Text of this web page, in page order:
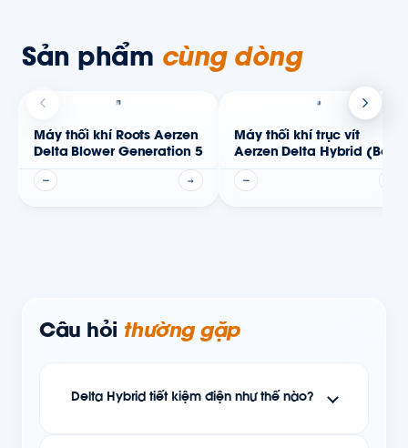
Sản phẩm cùng dòng
Máy thổi khí Roots Aerzen
Delta Blower Generation 5
— →
Máy thổi khí trục vít
Aerzen Delta Hybrid (Belt
Driven)
—
Câu hỏi thường gặp
Delta Hybrid tiết kiệm điện như thế nào?